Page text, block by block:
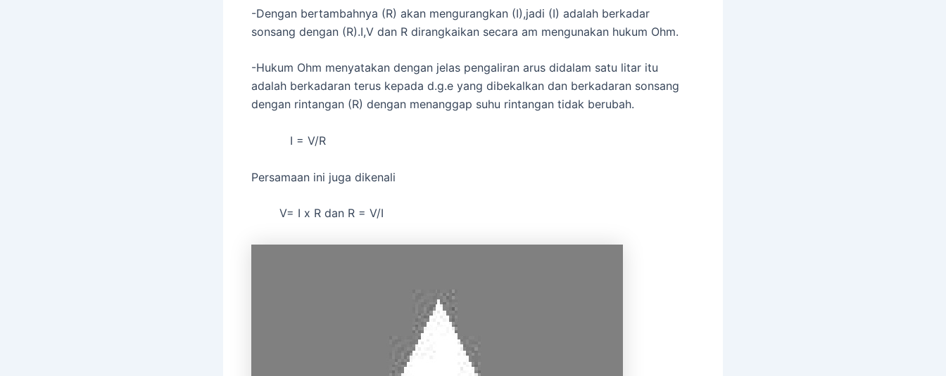
-Dengan bertambahnya (R) akan mengurangkan (I),jadi (I) adalah berkadar
sonsang dengan (R).I,V dan R dirangkaikan secara am mengunakan hukum Ohm.
-Hukum Ohm menyatakan dengan jelas pengaliran arus didalam satu litar itu
adalah berkadaran terus kepada d.g.e yang dibekalkan dan berkadaran sonsang
dengan rintangan (R) dengan menanggap suhu rintangan tidak berubah.
I = V/R
Persamaan ini juga dikenali
V= I x R dan R = V/I